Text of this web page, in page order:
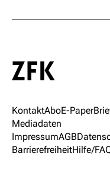
KontaktAboE-Paper
Mediadaten
ImpressumAGB
BarrierefreiheitHilfe/